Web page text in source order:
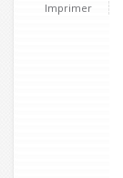
Imprimer